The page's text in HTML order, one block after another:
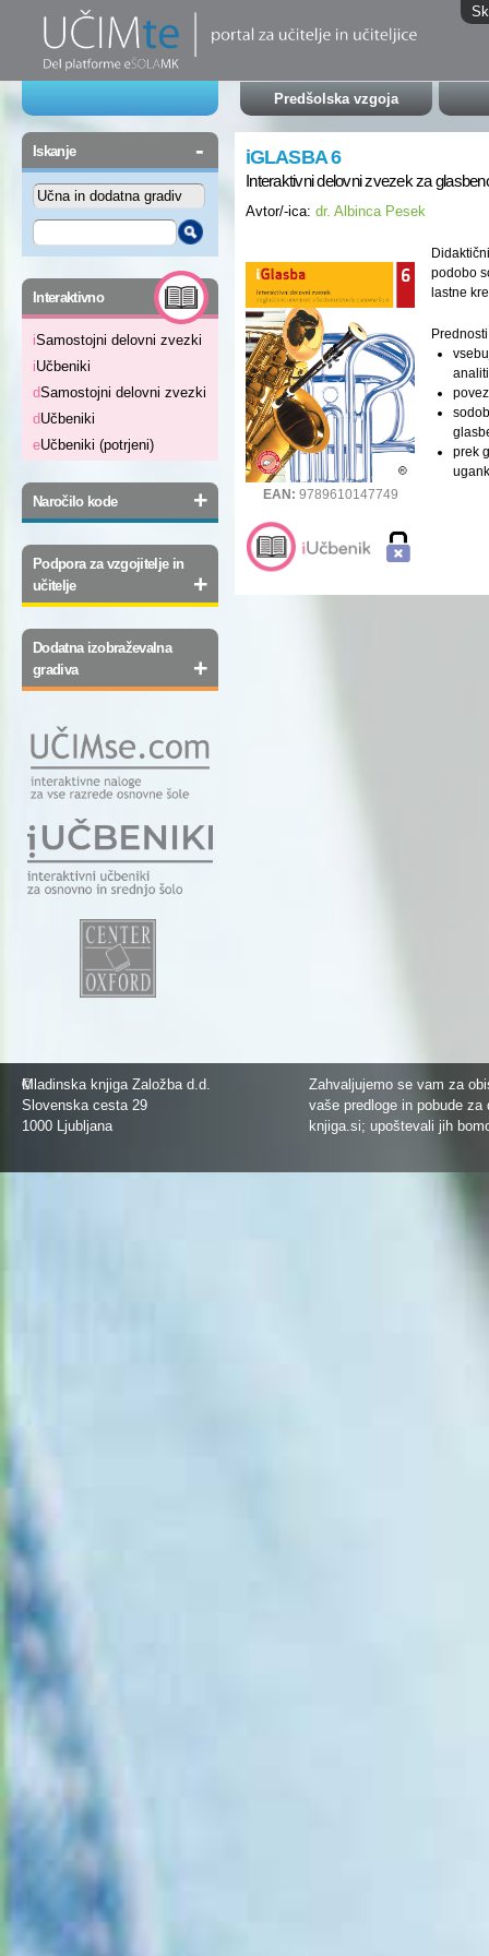
Predšolska vzgoja
Iskanje -
Interaktivno -
iSamostojni delovni zvezki
iUčbeniki
dSamostojni delovni zvezki
dUčbeniki
eUčbeniki (potrjeni)
Naročilo kode +
Podpora za vzgojitelje in
učitelje
+
Dodatna izobraževalna
gradiva
+
iGLASBA 6
Interaktivni delovni zvezek za
Avtor/-ica: dr. Albinca Pesek
EAN: 9789610147749
podobo
lastne
prek
©
Mladinska knjiga Založba d.d.
Slovenska cesta 29
1000 Ljubljana
Zahvaljujemo se vam za
vaše predloge in pobude
knjiga.si; upoštevali jih